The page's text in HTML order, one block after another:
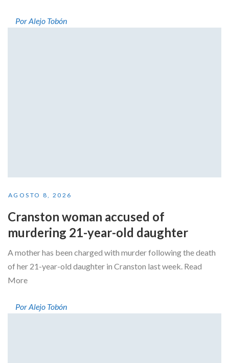
Por Alejo Tobón
AGOSTO 8, 2026
Cranston woman accused of
murdering 21-year-old daughter
A mother has been charged with murder following the death
of her 21-year-old daughter in Cranston last week. Read
More
Por Alejo Tobón